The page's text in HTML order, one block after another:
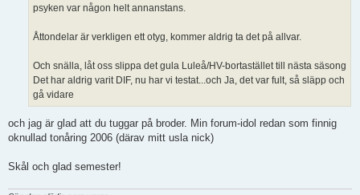
psyken var någon helt annanstans.
Åttondelar är verkligen ett otyg, kommer aldrig ta det på allvar.
Och snälla, låt oss slippa det gula Luleå/HV-bortastället till nästa säsong
Det har aldrig varit DIF, nu har vi testat...och Ja, det var fult, så släpp och
gå vidare
och jag är glad att du tuggar på broder. Min forum-idol redan som finnig
oknullad tonåring 2006 (därav mitt usla nick)
Skål och glad semester!